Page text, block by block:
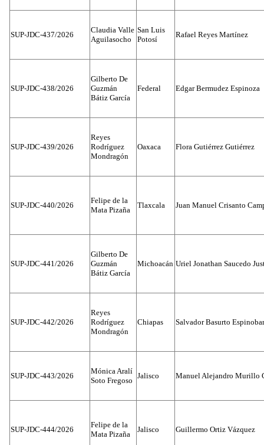
SUP-JDC-437/2026
Claudia Valle
Aguilasocho
San Luis
Potosí
Rafael Reyes Martínez
SUP-JDC-438/2026
Gilberto De
Guzmán
Bátiz García
Federal Edgar Bermudez Espinoza
SUP-JDC-439/2026
Reyes
Rodríguez
Mondragón
Oaxaca Flora Gutiérrez Gutiérrez
SUP-JDC-440/2026
Felipe de la
Mata Pizaña
Tlaxcala Juan Manuel Crisanto
SUP-JDC-441/2026
Gilberto De
Guzmán
Bátiz García
Michoacán Uriel Jonathan Saucedo
SUP-JDC-442/2026
Reyes
Rodríguez
Mondragón
Chiapas Salvador Basurto
SUP-JDC-443/2026
Mónica Aralí
Soto Fregoso
Jalisco Manuel Alejandro Murillo
SUP-JDC-444/2026
Felipe de la
Mata Pizaña
Jalisco Guillermo Ortiz Vázquez